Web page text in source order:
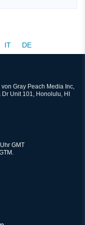
IT DE
Gray Peach Media Inc,
Unit 101, Honolulu, HI
GMT